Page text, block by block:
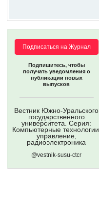
Подписаться на Журнал
Подпишитесь, чтобы
получать уведомления о
публикации новых
выпусков
Вестник Южно-Уральского
государственного
университета. Серия:
Компьютерные технологии,
управление,
радиоэлектроника
@vestnik-susu-ctcr